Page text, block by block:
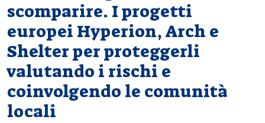
scomparire. I progetti
europei Hyperion, Arch e
Shelter per proteggerli
valutando i rischi e
coinvolgendo le comunità
locali